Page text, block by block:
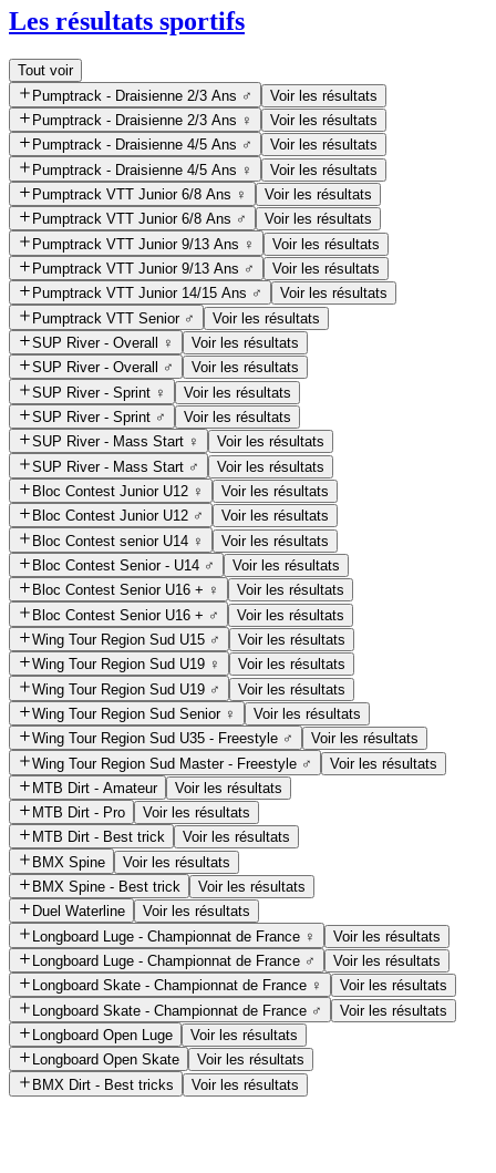
Les résultats sportifs
Tout voir
Pumptrack - Draisienne 2/3 Ans ♂️
Voir les résultats
Pumptrack - Draisienne 2/3 Ans ♀️
Voir les résultats
Pumptrack - Draisienne 4/5 Ans ♂️
Voir les résultats
Pumptrack - Draisienne 4/5 Ans ♀️
Voir les résultats
Pumptrack VTT Junior 6/8 Ans ♀️
Voir les résultats
Pumptrack VTT Junior 6/8 Ans ♂️
Voir les résultats
Pumptrack VTT Junior 9/13 Ans ♀️
Voir les résultats
Pumptrack VTT Junior 9/13 Ans ♂️
Voir les résultats
Pumptrack VTT Junior 14/15 Ans ♂️
Voir les résultats
Pumptrack VTT Senior ♂️
Voir les résultats
SUP River - Overall ♀️
Voir les résultats
SUP River - Overall ♂️
Voir les résultats
SUP River - Sprint ♀️
Voir les résultats
SUP River - Sprint ♂️
Voir les résultats
SUP River - Mass Start ♀️
Voir les résultats
SUP River - Mass Start ♂️
Voir les résultats
Bloc Contest Junior U12 ♀️
Voir les résultats
Bloc Contest Junior U12 ♂️
Voir les résultats
Bloc Contest senior U14 ♀️
Voir les résultats
Bloc Contest Senior - U14 ♂️
Voir les résultats
Bloc Contest Senior U16 + ♀️
Voir les résultats
Bloc Contest Senior U16 + ♂️
Voir les résultats
Wing Tour Region Sud U15 ♂️
Voir les résultats
Wing Tour Region Sud U19 ♀️
Voir les résultats
Wing Tour Region Sud U19 ♂️
Voir les résultats
Wing Tour Region Sud Senior ♀️
Voir les résultats
Wing Tour Region Sud U35 - Freestyle ♂️
Voir les résultats
Wing Tour Region Sud Master - Freestyle ♂️
Voir les résultats
MTB Dirt - Amateur
Voir les résultats
MTB Dirt - Pro
Voir les résultats
MTB Dirt - Best trick
Voir les résultats
BMX Spine
Voir les résultats
BMX Spine - Best trick
Voir les résultats
Duel Waterline
Voir les résultats
Longboard Luge - Championnat de France ♀️
Voir les résultats
Longboard Luge - Championnat de France ♂️
Voir les résultats
Longboard Skate - Championnat de France ♀️
Voir les résultats
Longboard Skate - Championnat de France ♂️
Voir les résultats
Longboard Open Luge
Voir les résultats
Longboard Open Skate
Voir les résultats
BMX Dirt - Best tricks
Voir les résultats